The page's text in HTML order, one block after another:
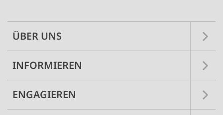
ÜBER UNS
INFORMIEREN
ENGAGIEREN